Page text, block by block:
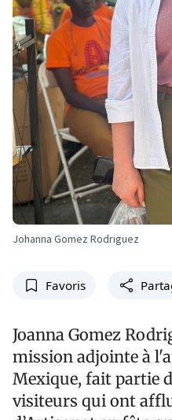
Johanna Gomez Rodriguez
Favoris
Joanna Gomez
mission adjointe à
Mexique, fait partie
visiteurs qui ont